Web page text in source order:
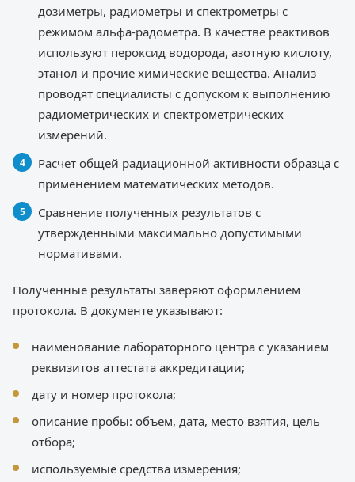
дозиметры, радиометры и спектрометры с
режимом альфа-радометра. В качестве реактивов
используют пероксид водорода, азотную кислоту,
этанол и прочие химические вещества. Анализ
проводят специалисты с допуском к выполнению
радиометрических и спектрометрических
измерений.
Расчет общей радиационной активности образца с
применением математических методов.
Сравнение полученных результатов с
утвержденными максимально допустимыми
нормативами.
Полученные результаты заверяют оформлением
протокола. В документе указывают:
наименование лабораторного центра с указанием
реквизитов аттестата аккредитации;
дату и номер протокола;
описание пробы: объем, дата, место взятия, цель
отбора;
используемые средства измерения;